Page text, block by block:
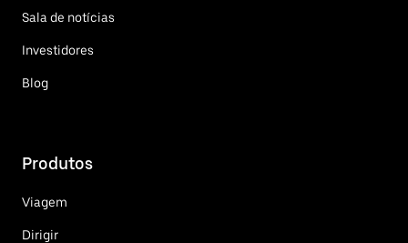
Sala de notícias
Investidores
Blog
Produtos
Viagem
Dirigir